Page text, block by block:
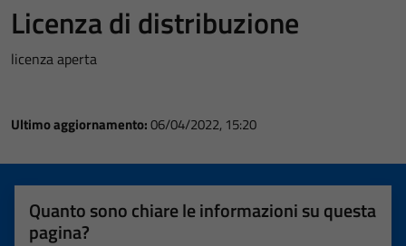
Licenza di distribuzione
licenza aperta
Ultimo aggiornamento:06/04/2022, 15:20
Quanto sono chiare le informazioni su questa
pagina?